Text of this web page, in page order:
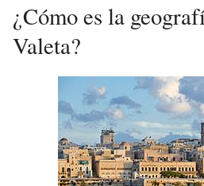
¿Cómo es la
Valeta?